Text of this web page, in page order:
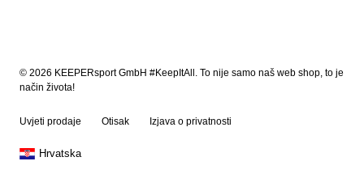
© 2026 KEEPERsport GmbH #KeepItAll. To nije samo naš web shop, to je
način života!
Uvjeti prodaje Otisak Izjava o privatnosti
Hrvatska